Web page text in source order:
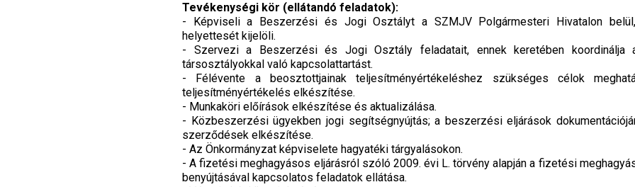
Tevékenységi kör (ellátandó feladatok):
- Képviseli a Beszerzési és Jogi Osztályt a SZMJV Polgármesteri Hivatalon
helyettesét kijelöli.
- Szervezi a Beszerzési és Jogi Osztály feladatait, ennek keretében koordinálja
társosztályokkal való kapcsolattartást.
- Félévente a beosztottjainak teljesítményértékeléshez szükséges célok
teljesítményértékelés elkészítése.
- Munkaköri előírások elkészítése és aktualizálása.
- Közbeszerzési ügyekben jogi segítségnyújtás; a beszerzési eljárások
szerződések elkészítése.
- Az Önkormányzat képviselete hagyatéki tárgyalásokon.
- A fizetési meghagyásos eljárásról szóló 2009. évi L. törvény alapján a fizetési
benyújtásával kapcsolatos feladatok ellátása.